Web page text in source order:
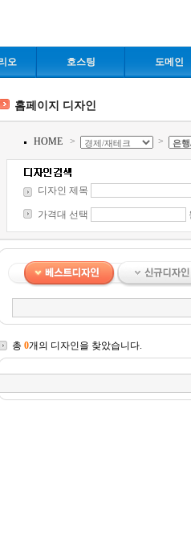
오 호스팅 도메인
홈페이지 디자인
HOME > >
디자인 제목
가격대 선택
총 0개의 디자인을 찾았습니다.